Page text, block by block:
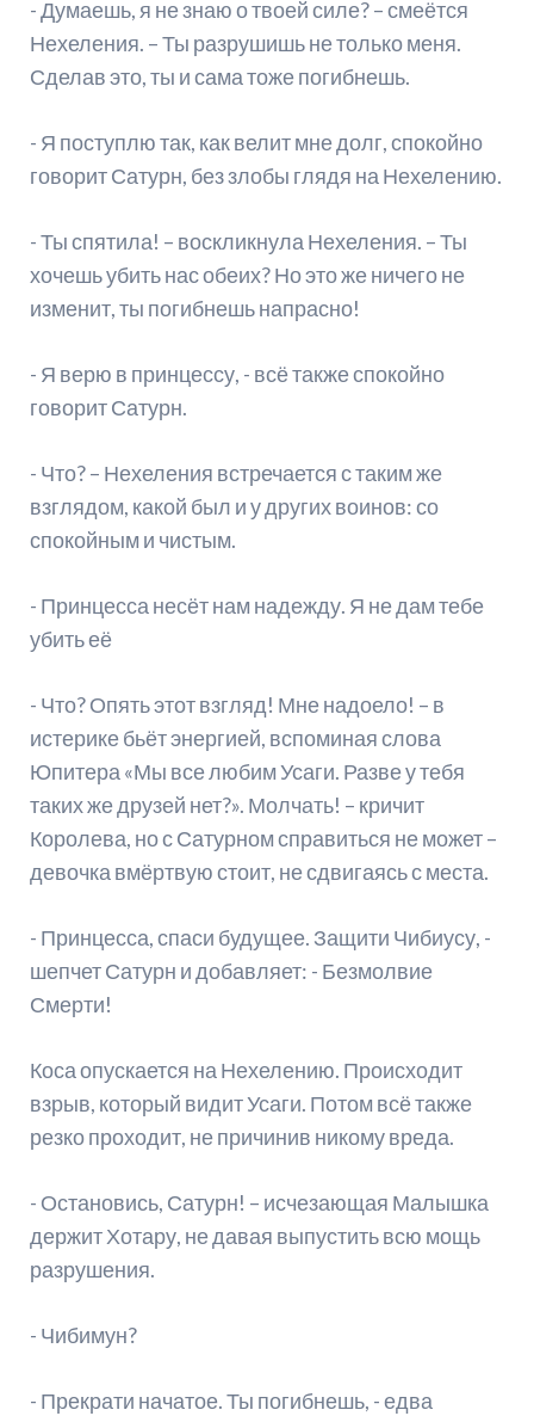
- Думаешь, я не знаю о твоей силе? – смеётся
Нехеления. – Ты разрушишь не только меня.
Сделав это, ты и сама тоже погибнешь.
- Я поступлю так, как велит мне долг, спокойно
говорит Сатурн, без злобы глядя на Нехелению.
- Ты спятила! – воскликнула Нехеления. – Ты
хочешь убить нас обеих? Но это же ничего не
изменит, ты погибнешь напрасно!
- Я верю в принцессу, - всё также спокойно
говорит Сатурн.
- Что? – Нехеления встречается с таким же
взглядом, какой был и у других воинов: со
спокойным и чистым.
- Принцесса несёт нам надежду. Я не дам тебе
убить её
- Что? Опять этот взгляд! Мне надоело! – в
истерике бьёт энергией, вспоминая слова
Юпитера «Мы все любим Усаги. Разве у тебя
таких же друзей нет?». Молчать! – кричит
Королева, но с Сатурном справиться не может –
девочка вмёртвую стоит, не сдвигаясь с места.
- Принцесса, спаси будущее. Защити Чибиусу, -
шепчет Сатурн и добавляет: - Безмолвие
Смерти!
Коса опускается на Нехелению. Происходит
взрыв, который видит Усаги. Потом всё также
резко проходит, не причинив никому вреда.
- Остановись, Сатурн! – исчезающая Малышка
держит Хотару, не давая выпустить всю мощь
разрушения.
- Чибимун?
- Прекрати начатое. Ты погибнешь, - едва